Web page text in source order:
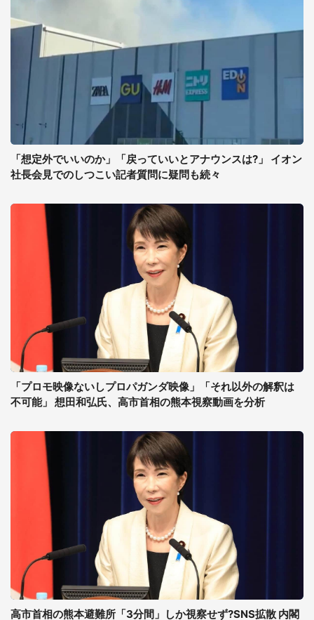
「想定外でいいのか」「戻っていいとアナウンスは?」 イオン
社長会見でのしつこい記者質問に疑問も続々
「プロモ映像ないしプロパガンダ映像」「それ以外の解釈は
不可能」 想田和弘氏、高市首相の熊本視察動画を分析
高市首相の熊本避難所「3分間」しか視察せず?SNS拡散 内閣